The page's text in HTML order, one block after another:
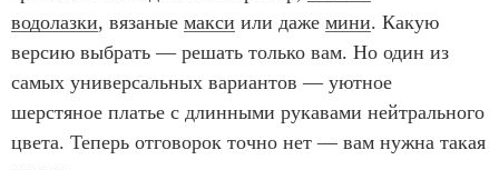
водолазки, вязаные макси или даже мини. Какую
версию выбрать — решать только вам. Но один из
самых универсальных вариантов — уютное
шерстяное платье с длинными рукавами нейтрального
цвета. Теперь отговорок точно нет — вам нужна такая